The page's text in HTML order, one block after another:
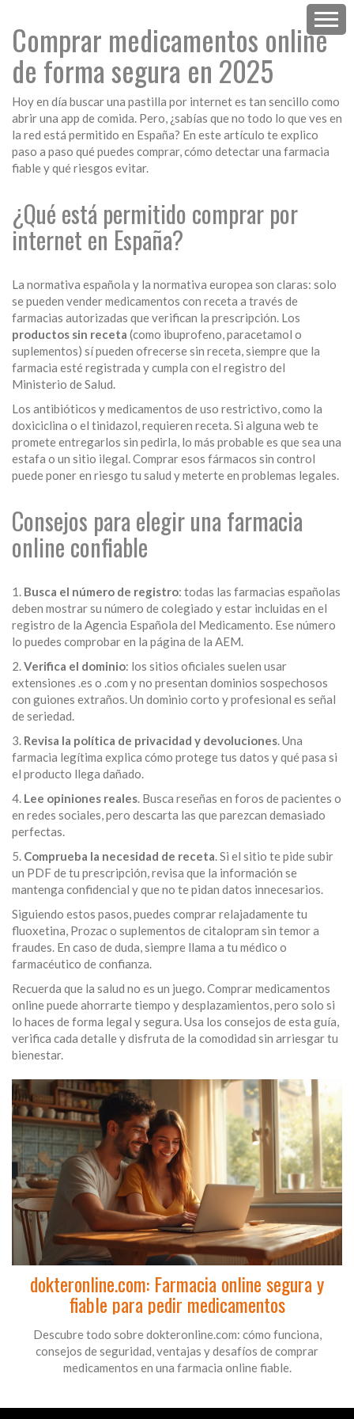
Comprar medicamentos online
de forma segura en 2025
Hoy en día buscar una pastilla por internet es tan sencillo como
abrir una app de comida. Pero, ¿sabías que no todo lo que ves en
la red está permitido en España? En este artículo te explico
paso a paso qué puedes comprar, cómo detectar una farmacia
fiable y qué riesgos evitar.
¿Qué está permitido comprar por
internet en España?
La normativa española y la normativa europea son claras: solo
se pueden vender medicamentos con receta a través de
farmacias autorizadas que verifican la prescripción. Los
productos sin receta (como ibuprofeno, paracetamol o
suplementos) sí pueden ofrecerse sin receta, siempre que la
farmacia esté registrada y cumpla con el registro del
Ministerio de Salud.
Los antibióticos y medicamentos de uso restrictivo, como la
doxiciclina o el tinidazol, requieren receta. Si alguna web te
promete entregarlos sin pedirla, lo más probable es que sea una
estafa o un sitio ilegal. Comprar esos fármacos sin control
puede poner en riesgo tu salud y meterte en problemas legales.
Consejos para elegir una farmacia
online confiable
1. Busca el número de registro: todas las farmacias españolas
deben mostrar su número de colegiado y estar incluidas en el
registro de la Agencia Española del Medicamento. Ese número
lo puedes comprobar en la página de la AEM.
2.Verifica el dominio: los sitios oficiales suelen usar
extensiones .es o .com y no presentan dominios sospechosos
con guiones extraños. Un dominio corto y profesional es señal
de seriedad.
3. Revisa la política de privacidad y devoluciones. Una
farmacia legítima explica cómo protege tus datos y qué pasa si
el producto llega dañado.
4. Lee opiniones reales. Busca reseñas en foros de pacientes o
en redes sociales, pero descarta las que parezcan demasiado
perfectas.
5. Comprueba la necesidad de receta. Si el sitio te pide subir
un PDF de tu prescripción, revisa que la información se
mantenga confidencial y que no te pidan datos innecesarios.
Siguiendo estos pasos, puedes comprar relajadamente tu
fluoxetina, Prozac o suplementos de citalopram sin temor a
fraudes. En caso de duda, siempre llama a tu médico o
farmacéutico de confianza.
Recuerda que la salud no es un juego. Comprar medicamentos
online puede ahorrarte tiempo y desplazamientos, pero solo si
lo haces de forma legal y segura. Usa los consejos de esta guía,
verifica cada detalle y disfruta de la comodidad sin arriesgar tu
bienestar.
dokteronline.com: Farmacia online segura y
fiable para pedir medicamentos
Descubre todo sobre dokteronline.com: cómo funciona,
consejos de seguridad, ventajas y desafíos de comprar
medicamentos en una farmacia online fiable.